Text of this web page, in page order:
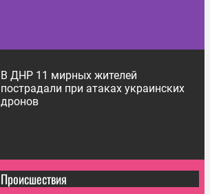
В ДНР 11 мирных жителей
пострадали при атаках украинских
дронов
Происшествия